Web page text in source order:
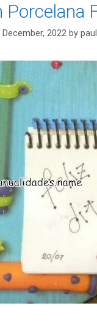
December, 2022 by